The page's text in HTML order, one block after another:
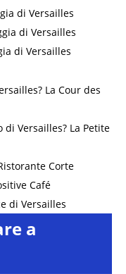
di Versailles
di Versailles
di Versailles
La Cour des
Versailles? La Petite
Corte
Café
di Versailles
a